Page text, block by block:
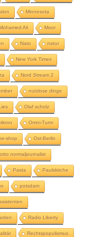
Minnesota
Mohamed Ali Moor
Nato natur
New York Times
Nord Stream 2
nutzlose dinge
Olaf scholz
Omni-Turm
shop Ost-Berlin
otto normaljournalist
Pasta Paulskirche
potsdam
Radio Liberty
Rechtspopulismus